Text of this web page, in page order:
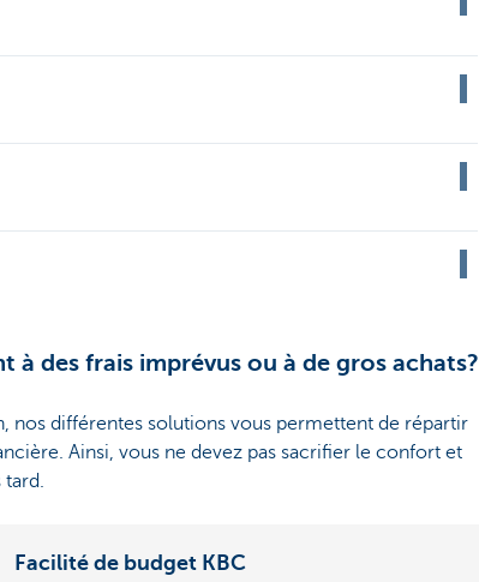
des frais imprévus ou à de gros achats?
nos différentes solutions vous permettent de répartir
Ainsi, vous ne devez pas sacrifier le confort et
tard.
Facilité de budget KBC